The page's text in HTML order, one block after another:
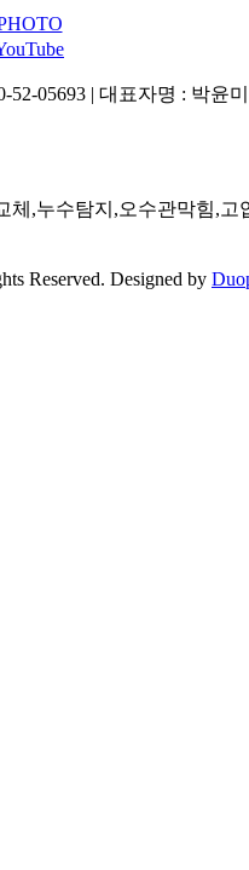
05693 | 대표자명 : 박윤
체,누수탐지,오수관막힘,고
Reserved. Designed by